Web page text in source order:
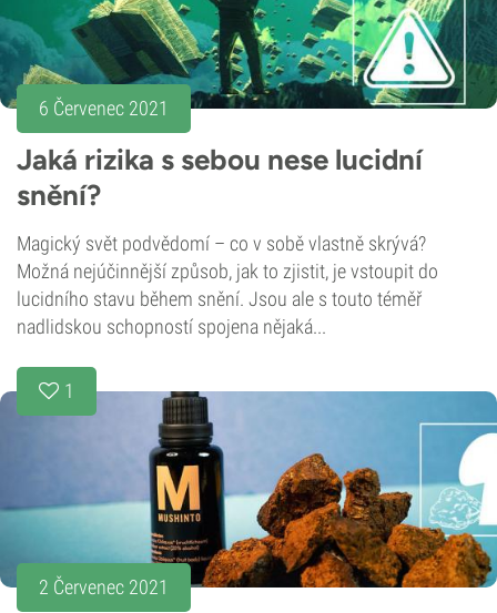
6 Červenec 2021
Jaká rizika s sebou nese lucidní
snění?
Magický svět podvědomí – co v sobě vlastně skrývá?
Možná nejúčinnější způsob, jak to zjistit, je vstoupit do
lucidního stavu během snění. Jsou ale s touto téměř
nadlidskou schopností spojena nějaká...
1
2 Červenec 2021